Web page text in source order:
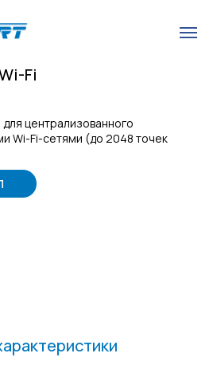
Fi
централизованного
Wi-Fi-сетями (до 2048 точек